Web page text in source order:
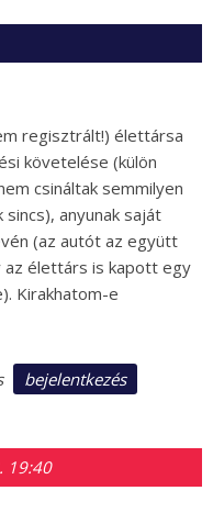
regisztrált!) élettársa
követelése (külön
csináltak semmilyen
anyunak saját
(az autót az együtt
élettárs is kapott egy
Kirakhatom-e
bejelentkezés
19:40